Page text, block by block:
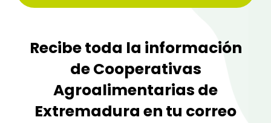
Recibe toda la información
de Cooperativas
Agroalimentarias de
Extremadura en tu correo